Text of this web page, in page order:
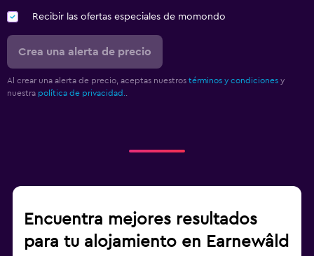
Recibir las ofertas especiales de momondo
Crea una alerta de precio
Al crear una alerta de precio, aceptas nuestros términos y condiciones y
nuestra política de privacidad.
Encuentra mejores resultados
para tu alojamiento en Earnewâld